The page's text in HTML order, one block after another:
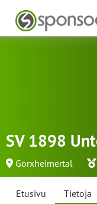
SV 1898
Gorxheimertal
Etusivu Tietoja